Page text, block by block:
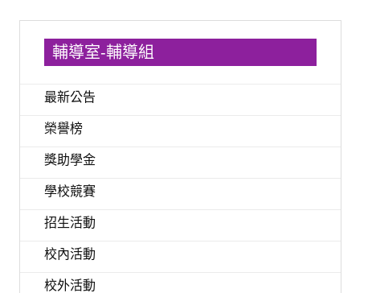
輔導室-輔導組
最新公告
榮譽榜
獎助學金
學校競賽
招生活動
校內活動
校外活動